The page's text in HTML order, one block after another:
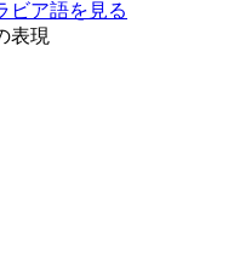
ビア語を見る
表現